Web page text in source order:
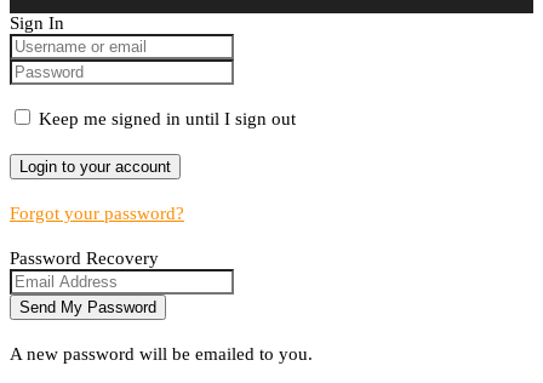
Sign In
Keep me signed in until I sign out
Forgot your password?
Password Recovery
A new password will be emailed to you.